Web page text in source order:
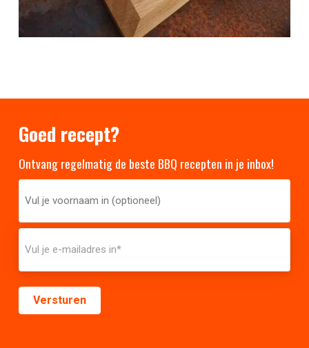
Goed recept?
Ontvang regelmatig de beste BBQ recepten in je inbox!